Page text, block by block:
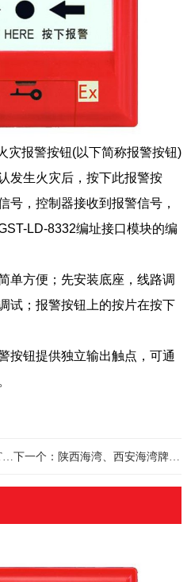
灾报警按钮(以下简称报警按钮)
发生火灾后，按下此报警按
号，控制器接收到报警信号，
LD-8332编址接口模块的编
单方便；先安装底座，线路调
试；报警按钮上的按片在按下
按钮提供独立输出触点，可通
上一个：陕西海湾·JTY-HM-GST9615线型光束感烟火灾探测器